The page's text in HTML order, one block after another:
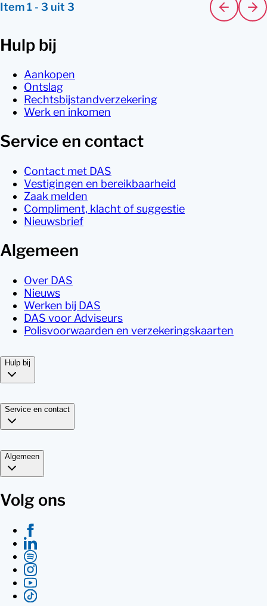
Item1 - 3 uit 3
Hulp bij
Aankopen
Ontslag
Rechtsbijstandverzekering
Werk en inkomen
Service en contact
Contact met DAS
Vestigingen en bereikbaarheid
Zaak melden
Compliment, klacht of suggestie
Nieuwsbrief
Algemeen
Over DAS
Nieuws
Werken bij DAS
DAS voor Adviseurs
Polisvoorwaarden en verzekeringskaarten
Hulp bij
Service en contact
Algemeen
Volg ons